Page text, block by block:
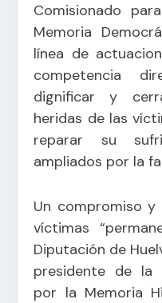
Comisionado
Memoria
línea de
competencia
dignificar y
heridas de las
reparar su
ampliados por la
Un compromiso y
víctimas
Diputación de
presidente de la
por la Memoria